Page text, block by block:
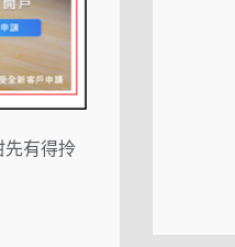
先有得拎